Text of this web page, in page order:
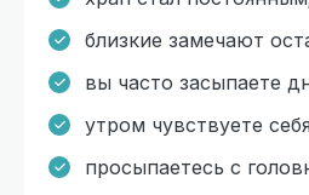
близкие замечают
вы часто засыпаете
утром чувствуете
просыпаетесь с